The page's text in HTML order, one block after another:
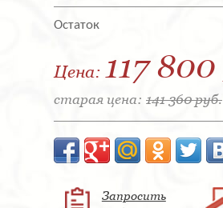
Остаток
Цена: 117 800
старая цена: 141 360 руб.
Запросить